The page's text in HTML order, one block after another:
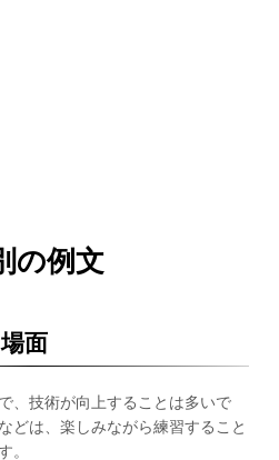
の例文
面
、技術が向上することは多いで
どは、楽しみながら練習すること
。